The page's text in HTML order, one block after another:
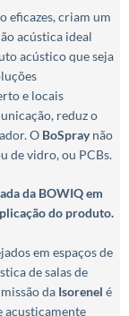
eficazes, criam um
acústica ideal
acústico que seja
e locais
reduz o
O BoSpraynão
de vidro, ou PCBs.
da BOWIQ em
do produto.
em espaços de
de salas de
da Isorenel é
acusticamente